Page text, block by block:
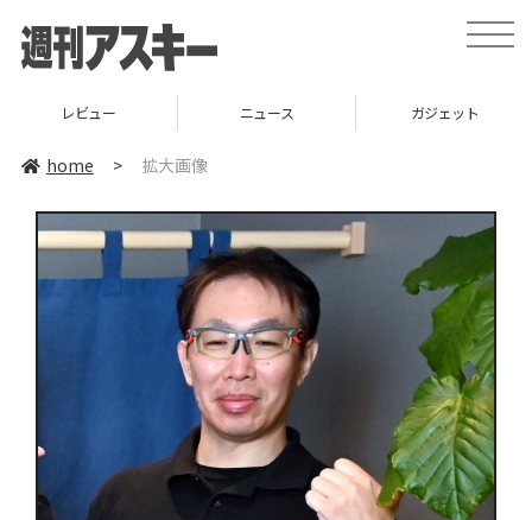
toggle
レビュー ニュース ガジェット
home > 拡大画像